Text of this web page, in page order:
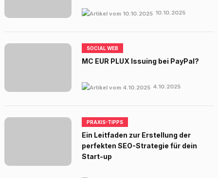
10.10.2025
SOCIAL WEB
MC EUR PLUX Issuing bei PayPal?
4.10.2025
PRAXIS-TIPPS
Ein Leitfaden zur Erstellung der
perfekten SEO-Strategie für dein
Start-up